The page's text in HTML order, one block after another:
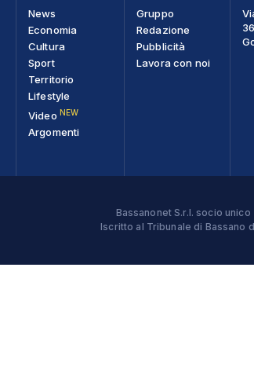
News
Economia
Cultura
Sport
Territorio
Lifestyle
Video NEW
Argomenti
Gruppo
Redazione
Pubblicità
Lavora con noi
Bassanonet S.r.l. socio
Iscritto al Tribunale di Bassano